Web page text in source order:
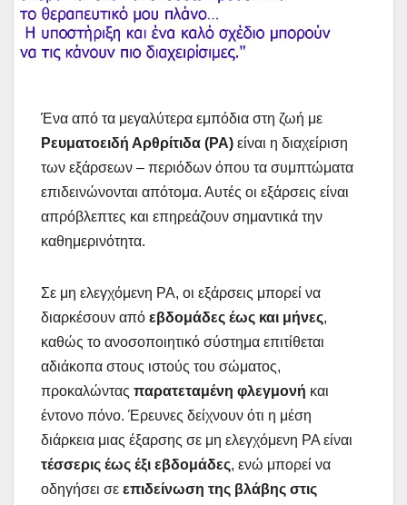
Ένα από τα μεγαλύτερα εμπόδια στη ζωή με
Ρευματοειδή Αρθρίτιδα (ΡΑ) είναι η διαχείριση
των εξάρσεων – περιόδων όπου τα συμπτώματα
επιδεινώνονται απότομα. Αυτές οι εξάρσεις είναι
απρόβλεπτες και επηρεάζουν σημαντικά την
καθημερινότητα.
Σε μη ελεγχόμενη ΡΑ, οι εξάρσεις μπορεί να
διαρκέσουν από εβδομάδες έως και μήνες,
καθώς το ανοσοποιητικό σύστημα επιτίθεται
αδιάκοπα στους ιστούς του σώματος,
προκαλώντας παρατεταμένη φλεγμονή και
έντονο πόνο. Έρευνες δείχνουν ότι η μέση
διάρκεια μιας έξαρσης σε μη ελεγχόμενη ΡΑ είναι
τέσσερις έως έξι εβδομάδες, ενώ μπορεί να
οδηγήσει σε επιδείνωση της βλάβης στις